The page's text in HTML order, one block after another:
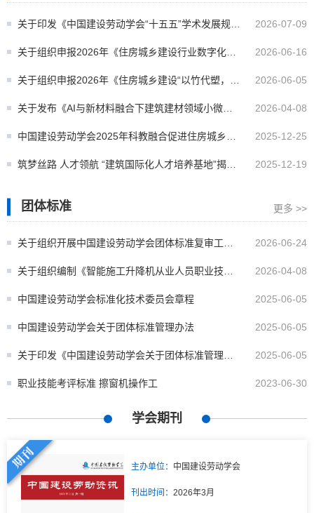
关于印发《中国建设劳动学会“十五五”学术发展规划
（2026—2030年）》的通知
2026-07-09
关于组织申报2026年《住房城乡建设行业数字化、
智能化转型与高技能人才培养体系创新研究》科研
项目的通知
2026-06-16
关于组织申报2026年《住房城乡建设“以竹代塑，绿
色低碳”创新应用和人才培养》科研项目的通知
2026-06-05
关于发布《AI与新材料融合下建筑建材领域小微合
伙人（一人企业）产研模式构建与创业负责人人才
评价体系研究》科研课题立项的通知
2026-04-08
中国建设劳动学会2025年科教融合促进住房城乡建
设高质量发展学术研讨会成功举办
2025-12-25
筑梦丝路 人才领航 “建筑国际化人才培养基地”揭牌
表彰大会
2025-12-19
团体标准 更多 >>
关于组织开展中国建设劳动学会团体标准复审工作
的通知
2026-06-24
关于组织编制《智能施工升降机从业人员职业技能
考评标准》的通知
2026-04-08
中国建设劳动学会标准化技术委员会章程 2025-06-05
中国建设劳动学会关于团体标准管理办法 2025-06-05
关于印发《中国建设劳动学会关于团体标准管理办
法》《中国建设劳动学会标准化技术委员会章程》
2025-06-05
职业技能考评标准 擦窗机操作工 2023-06-30
学会期刊
主办单位： 中国建设劳动学会
刊出时间： 2026年3月